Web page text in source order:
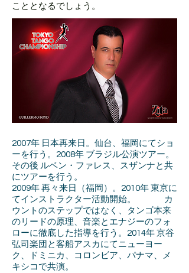
こととなるでしょう。
2007年 日本再来日。仙台、福岡にてショ
ーを行う。2008年 ブラジル公演ツアー。
その後 ルベン・ファレス、スザンナと共
にツアーを行う。
2009年 再々来日（福岡）。2010年 東京に
てインストラクター活動開始。 カ
ウントのステップではなく、タンゴ本来
のリードの原理、音楽とエナジーのフォ
ローに徹底した指導を行う。2014年 京谷
弘司楽団と客船アスカにてニューヨー
ク、ドミニカ、コロンビア、パナマ、メ
キシコで共演。